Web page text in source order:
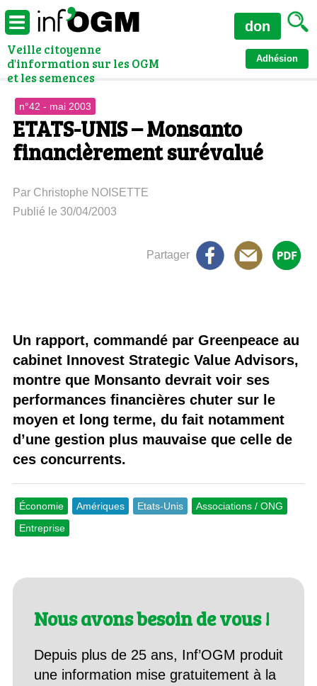
Veille citoyenne
d'information sur les OGM
et les semences
Adhésion
don
n°42 - mai 2003
ETATS-UNIS – Monsanto
financièrement surévalué
Par Christophe NOISETTE
Publié le 30/04/2003
Partager
Un rapport, commandé par Greenpeace au
cabinet Innovest Strategic Value Advisors,
montre que Monsanto devrait voir ses
performances financières chuter sur le
moyen et long terme, du fait notamment
d’une gestion plus mauvaise que celle de
ces concurrents.
Économie Amériques Etats-Unis
Associations / ONG
Entreprise
Nous avons besoin de vous !
Depuis plus de 25 ans, Inf’OGM produit
une information mise gratuitement à la